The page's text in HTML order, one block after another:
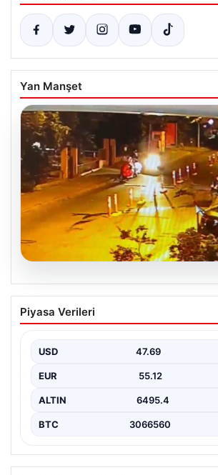
Yan Manşet
05.08.2026
Nilda Müge’nin Ölümüne
Saldırının Kameralara
İstanbul’un Şişli ilçesinde yaşanan
ilaçları…
Piyasa Verileri
USD 47.69
EUR 55.12
ALTIN 6495.4
BTC 3066560